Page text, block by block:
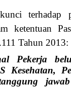
terhadap
ketentuan
Tahun 2013:
Pekerja
Kesehatan,